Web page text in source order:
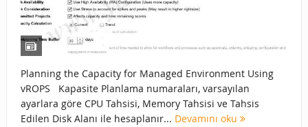
Planning the Capacity for Managed Environment Using
vROPS Kapasite Planlama numaraları, varsayılan
ayarlara göre CPU Tahsisi, Memory Tahsisi ve Tahsis
Edilen Disk Alanı ile hesaplanır... Devamını oku